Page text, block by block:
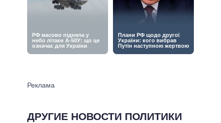
ДРУГИЕ НОВОСТИ ПОЛИТИКИ